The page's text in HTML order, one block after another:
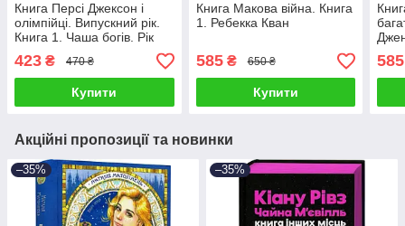
Книга Персі Джексон і
олімпійці. Випускний рік.
Книга 1. Чаша богів. Рік
423 ₴ 470 ₴
Купити
Книга Макова війна. Книга
1. Ребекка Кван
585₴ 650 ₴
Купити
585
Акційні пропозиції та новинки
–35% –35%